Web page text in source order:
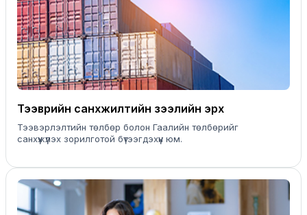
Тээврийн санхүүжилтийн зээлийн эрх
Тээвэрлэлтийн төлбөр болон Гаалийн төлбөрийг
санхүүжүүлэх зорилготой бүтээгдэхүүн юм.